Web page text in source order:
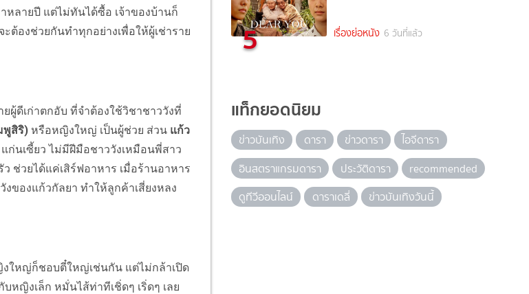
หลายปี แต่ไม่ทันได้ซื้อ เจ้าของบ้านก็
ต้องช่วยกันทำทุกอย่างเพื่อให้ผู้เช่าราย
ผู้ดีเก่าตกอับ ที่จำต้องใช้วิชาชาววังที่
พูสิริ) หรือหญิงใหญ่ เป็นผู้ช่วย ส่วน แก้ว
ก่นเซี้ยว ไม่มีฝีมือชาววังเหมือนพี่สาว
ช่วยได้แค่เสิร์ฟอาหาร เมื่อร้านอาหาร
ของแก้วกัลยา ทำให้ลูกค้าเสี่ยงหลง
ใหญ่ก็ชอบตี๋ใหญ่เช่นกัน แต่ไม่กล้าเปิด
บหญิงเล็ก หมั่นไส้ท่าทีเชิ่ดๆ เริ่ดๆ เลย
5 เรื่องย่อหนัง 6 วันที่แล้ว
แท็กยอดนิยม
ข่าวบันเทิง ดารา ข่าวดารา
ไอจีดารา
อินสตราแกรมดารา
ประวัติดารา
recommended
ดูทีวีออนไลน์
ดาราเดลี่ ข่าวบันเทิงวันนี้